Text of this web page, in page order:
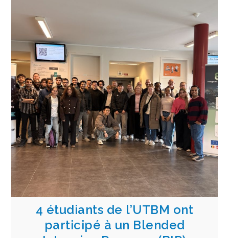
4 étudiants de l’UTBM ont
participé à un Blended